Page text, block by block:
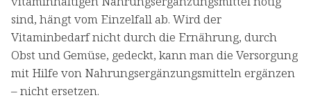
sind, hängt vom Einzelfall ab. Wird der
Vitaminbedarf nicht durch die Ernährung, durch
Obst und Gemüse, gedeckt, kann man die Versorgung
mit Hilfe von Nahrungsergänzungsmitteln ergänzen
– nicht ersetzen.